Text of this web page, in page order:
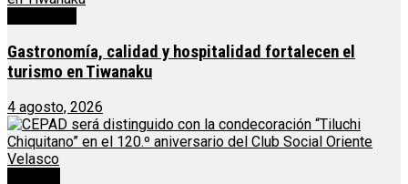
Gastronomía, calidad y hospitalidad fortalecen el
turismo en Tiwanaku
4 agosto, 2026